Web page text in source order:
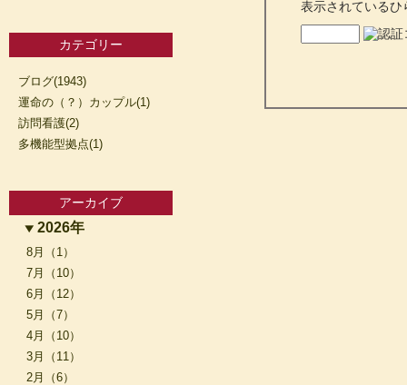
表示されているひ
カテゴリー
ブログ(1943)
運命の（？）カップル(1)
訪問看護(2)
多機能型拠点(1)
アーカイブ
2026年
8月（1）
7月（10）
6月（12）
5月（7）
4月（10）
3月（11）
2月（6）